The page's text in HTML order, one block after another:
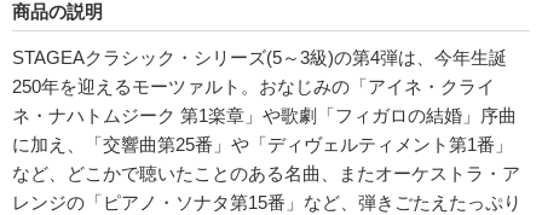
商品の説明
STAGEAクラシック・シリーズ(5～3級)の第4弾は、今年生誕
250年を迎えるモーツァルト。おなじみの「アイネ・クライ
ネ・ナハトムジーク 第1楽章」や歌劇「フィガロの結婚」序曲
に加え、「交響曲第25番」や「ディヴェルティメント第1番」
など、どこかで聴いたことのある名曲、またオーケストラ・ア
レンジの「ピアノ・ソナタ第15番」など、弾きごたえたっぷり